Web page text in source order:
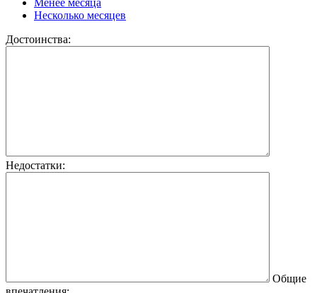
Несколько месяцев
Достоинства:
Недостатки:
Общие